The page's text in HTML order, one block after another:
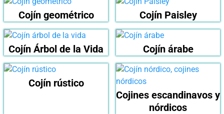
Cojín geométrico Cojín Paisley
Cojín Árbol de la Vida Cojín árabe
Cojín rústico
Cojines escandinavos y
nórdicos